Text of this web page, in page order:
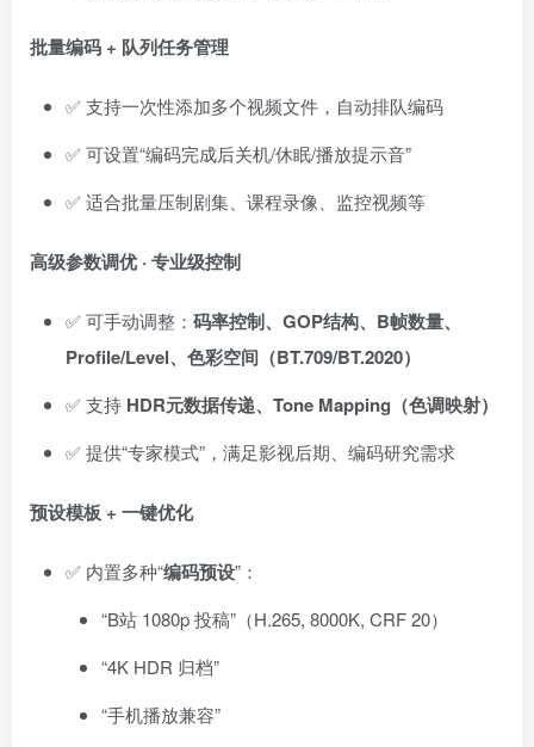
批量编码 + 队列任务管理
✅ 支持一次性添加多个视频文件，自动排队编码
✅ 可设置“编码完成后关机/休眠/播放提示音”
✅ 适合批量压制剧集、课程录像、监控视频等
高级参数调优 · 专业级控制
✅ 可手动调整： 码率控制、GOP结构、B帧数量、
Profile/Level、色彩空间（BT.709/BT.2020）
✅ 支持 HDR元数据传递、Tone Mapping（色调映射）
✅ 提供“专家模式”，满足影视后期、编码研究需求
预设模板 + 一键优化
✅ 内置多种“编码预设”：
“B站 1080p 投稿”（H.265, 8000K, CRF 20）
“4K HDR 归档”
“手机播放兼容”